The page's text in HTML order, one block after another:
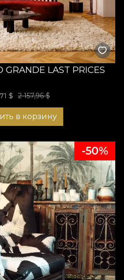
GRANDE LAST PRICES
$ 2 157,96 $
в корзину
-50%